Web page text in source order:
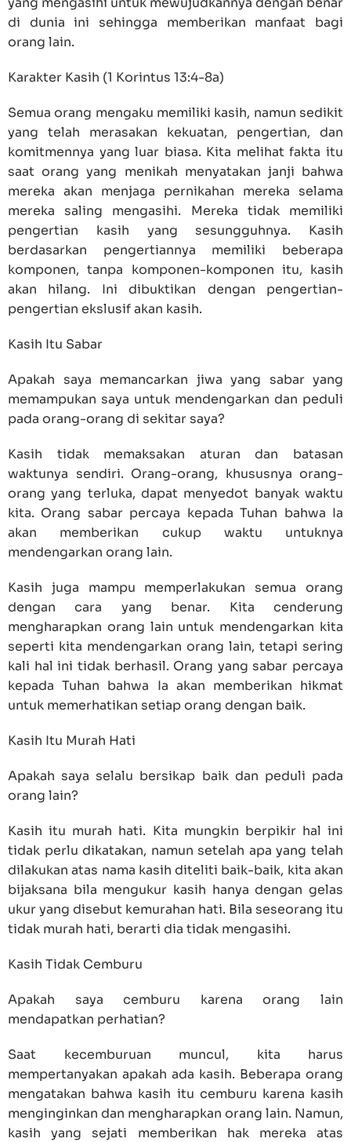
di dunia ini sehingga memberikan manfaat bagi
orang lain.
Karakter Kasih (1 Korintus 13:4-8a)
Semua orang mengaku memiliki kasih, namun sedikit
yang telah merasakan kekuatan, pengertian, dan
komitmennya yang luar biasa. Kita melihat fakta itu
saat orang yang menikah menyatakan janji bahwa
mereka akan menjaga pernikahan mereka selama
mereka saling mengasihi. Mereka tidak memiliki
pengertian kasih yang sesungguhnya. Kasih
berdasarkan pengertiannya memiliki beberapa
komponen, tanpa komponen-komponen itu, kasih
akan hilang. Ini dibuktikan dengan pengertian-
pengertian ekslusif akan kasih.
Kasih Itu Sabar
Apakah saya memancarkan jiwa yang sabar yang
memampukan saya untuk mendengarkan dan peduli
pada orang-orang di sekitar saya?
Kasih tidak memaksakan aturan dan batasan
waktunya sendiri. Orang-orang, khususnya orang-
orang yang terluka, dapat menyedot banyak waktu
kita. Orang sabar percaya kepada Tuhan bahwa Ia
akan memberikan cukup waktu untuknya
mendengarkan orang lain.
Kasih juga mampu memperlakukan semua orang
dengan cara yang benar. Kita cenderung
mengharapkan orang lain untuk mendengarkan kita
seperti kita mendengarkan orang lain, tetapi sering
kali hal ini tidak berhasil. Orang yang sabar percaya
kepada Tuhan bahwa Ia akan memberikan hikmat
untuk memerhatikan setiap orang dengan baik.
Kasih Itu Murah Hati
Apakah saya selalu bersikap baik dan peduli pada
orang lain?
Kasih itu murah hati. Kita mungkin berpikir hal ini
tidak perlu dikatakan, namun setelah apa yang telah
dilakukan atas nama kasih diteliti baik-baik, kita akan
bijaksana bila mengukur kasih hanya dengan gelas
ukur yang disebut kemurahan hati. Bila seseorang itu
tidak murah hati, berarti dia tidak mengasihi.
Kasih Tidak Cemburu
Apakah saya cemburu karena orang lain
mendapatkan perhatian?
Saat kecemburuan muncul, kita harus
mempertanyakan apakah ada kasih. Beberapa orang
mengatakan bahwa kasih itu cemburu karena kasih
menginginkan dan mengharapkan orang lain. Namun,
kasih yang sejati memberikan hak mereka atas